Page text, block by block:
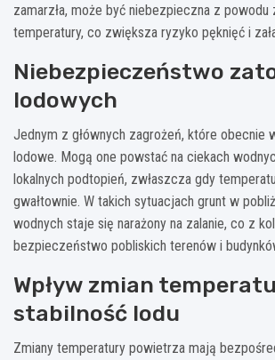
zamarzła, może być niebezpieczna z
temperatury, co zwiększa ryzyko pęknięć i
Niebezpieczeństwo
lodowych
Jednym z głównych zagrożeń, które obecnie
lodowe. Mogą one powstać na ciekach
lokalnych podtopień, zwłaszcza gdy
gwałtownie. W takich sytuacjach grunt w
wodnych staje się narażony na zalanie, co z
bezpieczeństwo pobliskich terenów i
Wpływ zmian
stabilność lodu
Zmiany temperatury powietrza mają